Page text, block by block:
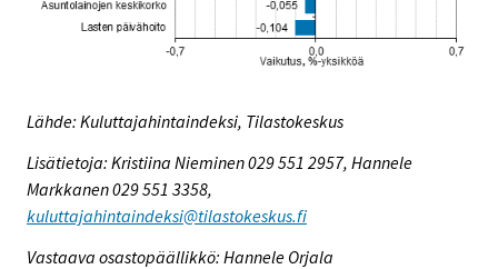
Lähde: Kuluttajahintaindeksi, Tilastokeskus
Lisätietoja: Kristiina Nieminen 029 551 2957, Hannele
Markkanen 029 551 3358,
kuluttajahintaindeksi@tilastokeskus.fi
Vastaava osastopäällikkö: Hannele Orjala